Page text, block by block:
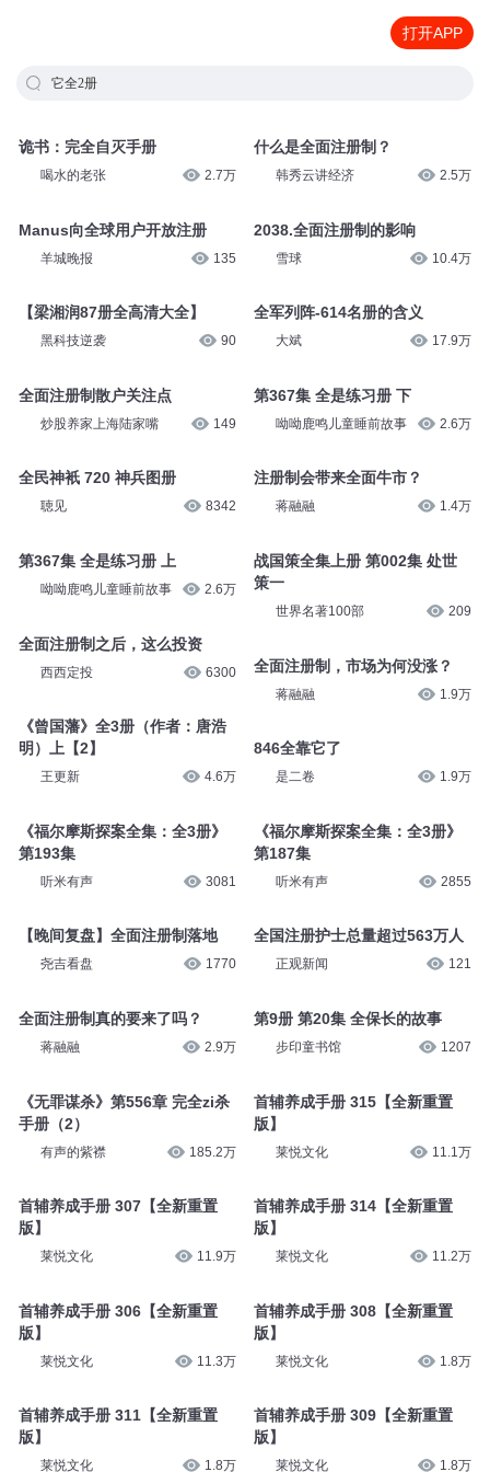
打开APP
它全2册
诡书：完全自灭手册
喝水的老张 2.7万
Manus向全球用户开放注册
羊城晚报 135
【梁湘润87册全高清大全】
黑科技逆袭 90
全面注册制散户关注点
炒股养家上海陆家嘴 149
全民神衹 720 神兵图册
聴见 8342
第367集 全是练习册 上
呦呦鹿鸣儿童睡前故事 2.6万
全面注册制之后，这么投资
西西定投 6300
《曾国藩》全3册（作者：唐浩
明）上【2】
王更新 4.6万
《福尔摩斯探案全集：全3册》
第193集
听米有声 3081
【晚间复盘】全面注册制落地
尧吉看盘 1770
全面注册制真的要来了吗？
蒋融融 2.9万
《无罪谋杀》第556章 完全zi杀
手册（2）
有声的紫襟 185.2万
首辅养成手册 307【全新重置
版】
莱悦文化 11.9万
首辅养成手册 306【全新重置
版】
莱悦文化 11.3万
首辅养成手册 311【全新重置
版】
莱悦文化 1.8万
什么是全面注册制？
韩秀云讲经济 2.5万
2038.全面注册制的影响
雪球 10.4万
全军列阵-614名册的含义
大斌 17.9万
第367集 全是练习册 下
呦呦鹿鸣儿童睡前故事 2.6万
注册制会带来全面牛市？
蒋融融 1.4万
战国策全集上册 第002集 处世
策一
世界名著100部 209
全面注册制，市场为何没涨？
蒋融融 1.9万
846全靠它了
是二卷 1.9万
《福尔摩斯探案全集：全3册》
第187集
听米有声 2855
全国注册护士总量超过563万人
正观新闻 121
第9册 第20集 全保长的故事
步印童书馆 1207
首辅养成手册 315【全新重置
版】
莱悦文化 11.1万
首辅养成手册 314【全新重置
版】
莱悦文化 11.2万
首辅养成手册 308【全新重置
版】
莱悦文化 1.8万
首辅养成手册 309【全新重置
版】
莱悦文化 1.8万